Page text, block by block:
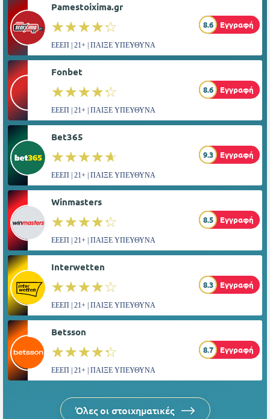
Pamestoixima.gr
☆☆☆☆☆
★★★★★ 8.6 Εγγραφή
ΕΕΕΠ | 21+ | ΠΑΙΞΕ ΥΠΕΥΘΥΝΑ
Fonbet
☆☆☆☆☆
★★★★★ 8.6 Εγγραφή
ΕΕΕΠ | 21+ | ΠΑΙΞΕ ΥΠΕΥΘΥΝΑ
Bet365
☆☆☆☆☆
★★★★★ 9.3 Εγγραφή
ΕΕΕΠ | 21+ | ΠΑΙΞΕ ΥΠΕΥΘΥΝΑ
Winmasters
☆☆☆☆☆
★★★★★ 8.5 Εγγραφή
ΕΕΕΠ | 21+ | ΠΑΙΞΕ ΥΠΕΥΘΥΝΑ
Interwetten
☆☆☆☆☆
★★★★★ 8.3 Εγγραφή
ΕΕΕΠ | 21+ | ΠΑΙΞΕ ΥΠΕΥΘΥΝΑ
Betsson
☆☆☆☆☆
★★★★★ 8.7 Εγγραφή
ΕΕΕΠ | 21+ | ΠΑΙΞΕ ΥΠΕΥΘΥΝΑ
Όλες οι στοιχηματικές